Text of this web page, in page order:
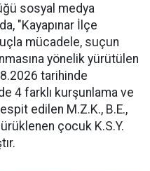
sosyal medya
"Kayapınar İlçe
mücadele, suçun
yönelik yürütülen
tarihinde
4 farklı kurşunlama ve
edilen M.Z.K., B.E.,
çocuk K.S.Y.